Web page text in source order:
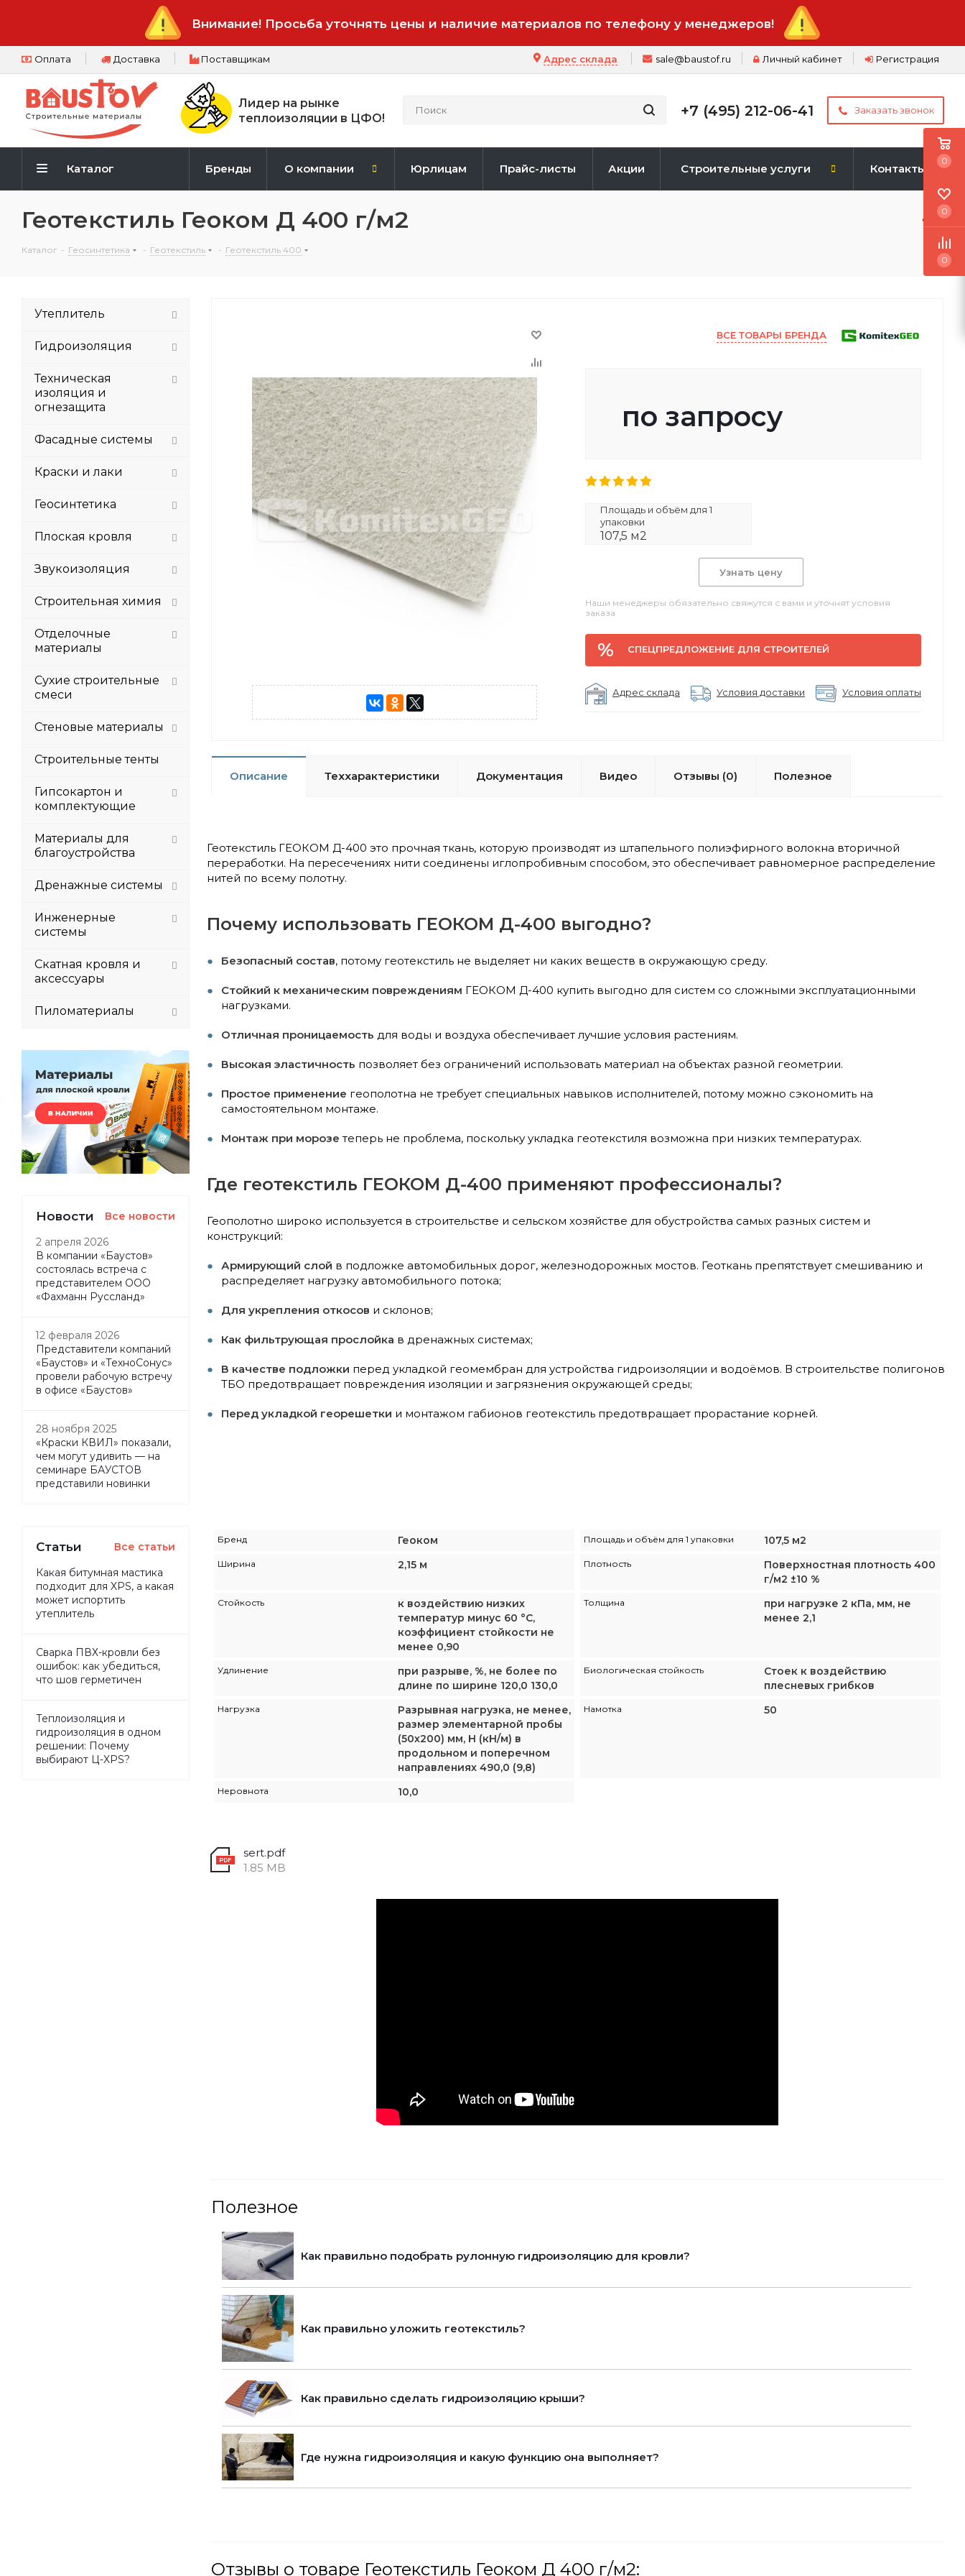
Внимание! Просьба уточнять цены и наличие материалов по телефону у менеджеров!
Оплата Доставка Поставщикам Регистрация
Личный кабинет
sale@baustof.ru
Адрес склада
Лидер на рынке
теплоизоляции в ЦФО!
+7 (495) 212-06-41 Заказать звонок
Каталог Бренды О компании Юрлицам Прайс-листы Акции Строительные услуги Контакты
Геотекстиль Геоком Д 400 г/м2
Каталог - Геосинтетика - Геотекстиль - Геотекстиль 400
ВСЕ ТОВАРЫ БРЕНДА
по запросу
Площадь и объём для 1
упаковки
107,5 м2
Узнать цену
Наши менеджеры обязательно свяжутся с вами и уточнят условия
заказа
СПЕЦПРЕДЛОЖЕНИЕ ДЛЯ СТРОИТЕЛЕЙ
Адрес склада Условия доставки Условия оплаты
Описание Теххарактеристики Документация Видео Отзывы (0) Полезное
Геотекстиль ГЕОКОМ Д-400 это прочная ткань, которую производят из штапельного полиэфирного волокна вторичной
переработки. На пересечениях нити соединены иглопробивным способом, это обеспечивает равномерное распределение
нитей по всему полотну.
Почему использовать ГЕОКОМ Д-400 выгодно?
Безопасный состав, потому геотекстиль не выделяет ни каких веществ в окружающую среду.
Стойкий к механическим повреждениям ГЕОКОМ Д-400 купить выгодно для систем со сложными эксплуатационными
нагрузками.
Отличная проницаемость для воды и воздуха обеспечивает лучшие условия растениям.
Высокая эластичность позволяет без ограничений использовать материал на объектах разной геометрии.
Простое применение геополотна не требует специальных навыков исполнителей, потому можно сэкономить на
самостоятельном монтаже.
Монтаж при морозе теперь не проблема, поскольку укладка геотекстиля возможна при низких температурах.
Где геотекстиль ГЕОКОМ Д-400 применяют профессионалы?
Геополотно широко используется в строительстве и сельском хозяйстве для обустройства самых разных систем и
конструкций:
Армирующий слой в подложке автомобильных дорог, железнодорожных мостов. Геоткань препятствует смешиванию и
распределяет нагрузку автомобильного потока;
Для укрепления откосов и склонов;
Как фильтрующая прослойка в дренажных системах;
В качестве подложки перед укладкой геомембран для устройства гидроизоляции и водоёмов. В строительстве полигонов
ТБО предотвращает повреждения изоляции и загрязнения окружающей среды;
Перед укладкой георешетки и монтажом габионов геотекстиль предотвращает прорастание корней.
Бренд Геоком Площадь и объём для 1 упаковки 107,5 м2
Ширина 2,15 м Плотность
Поверхностная плотность 400
г/м2 ±10 %
Стойкость
к воздействию низких
температур минус 60 °С,
коэффициент стойкости не
менее 0,90
Толщина
при нагрузке 2 кПа, мм, не
менее 2,1
Удлинение
при разрыве, %, не более по
длине по ширине 120,0 130,0
Биологическая стойкость
Стоек к воздействию
плесневых грибков
Нагрузка
Разрывная нагрузка, не менее,
размер элементарной пробы
(50х200) мм, Н (кН/м) в
продольном и поперечном
направлениях 490,0 (9,8)
Намотка 50
Неровнота 10,0
sert.pdf
1.85 MB
Полезное
Как правильно подобрать рулонную гидроизоляцию для кровли?
Как правильно уложить геотекстиль?
Как правильно сделать гидроизоляцию крыши?
Где нужна гидроизоляция и какую функцию она выполняет?
Отзывы о товаре Геотекстиль Геоком Д 400 г/м2:
Утеплитель
Гидроизоляция
Техническая
изоляция и
огнезащита
Фасадные системы
Краски и лаки
Геосинтетика
Плоская кровля
Звукоизоляция
Строительная химия
Отделочные
материалы
Сухие строительные
смеси
Стеновые материалы
Строительные тенты
Гипсокартон и
комплектующие
Материалы для
благоустройства
Дренажные системы
Инженерные
системы
Скатная кровля и
аксессуары
Пиломатериалы
Новости Все новости
2 апреля 2026
В компании «Баустов»
состоялась встреча с
представителем ООО
«Фахманн Руссланд»
12 февраля 2026
Представители компаний
«Баустов» и «ТехноСонус»
провели рабочую встречу
в офисе «Баустов»
28 ноября 2025
«Краски КВИЛ» показали,
чем могут удивить — на
семинаре БАУСТОВ
представили новинки
Статьи Все статьи
Какая битумная мастика
подходит для XPS, а какая
может испортить
утеплитель
Сварка ПВХ-кровли без
ошибок: как убедиться,
что шов герметичен
Теплоизоляция и
гидроизоляция в одном
решении: Почему
выбирают Ц-XPS?
0
0
0